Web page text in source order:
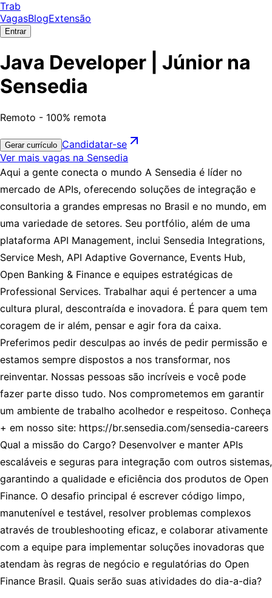
Trab
VagasBlogExtensão
Entrar
Java Developer | Júnior na
Sensedia
Remoto - 100% remota
Gerar currículo Candidatar-se
Ver mais vagas na Sensedia
Aqui a gente conecta o mundo A Sensedia é líder no
mercado de APIs, oferecendo soluções de integração e
consultoria a grandes empresas no Brasil e no mundo, em
uma variedade de setores. Seu portfólio, além de uma
plataforma API Management, inclui Sensedia Integrations,
Service Mesh, API Adaptive Governance, Events Hub,
Open Banking & Finance e equipes estratégicas de
Professional Services. Trabalhar aqui é pertencer a uma
cultura plural, descontraída e inovadora. É para quem tem
coragem de ir além, pensar e agir fora da caixa.
Preferimos pedir desculpas ao invés de pedir permissão e
estamos sempre dispostos a nos transformar, nos
reinventar. Nossas pessoas são incríveis e você pode
fazer parte disso tudo. Nos comprometemos em garantir
um ambiente de trabalho acolhedor e respeitoso. Conheça
+ em nosso site: https://br.sensedia.com/sensedia-careers
Qual a missão do Cargo? Desenvolver e manter APIs
escaláveis e seguras para integração com outros sistemas,
garantindo a qualidade e eficiência dos produtos de Open
Finance. O desafio principal é escrever código limpo,
manutenível e testável, resolver problemas complexos
através de troubleshooting eficaz, e colaborar ativamente
com a equipe para implementar soluções inovadoras que
atendam às regras de negócio e regulatórias do Open
Finance Brasil. Quais serão suas atividades do dia-a-dia?